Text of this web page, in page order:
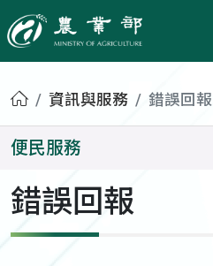
農業部
首頁資訊與服務 錯誤回報
便民服務
錯誤回報